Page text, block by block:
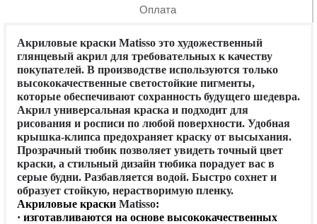
Оплата
Акриловые краски Matisso это художественный
глянцевый акрил для требовательных к качеству
покупателей. В производстве используются только
высококачественные светостойкие пигменты,
которые обеспечивают сохранность будущего шедевра.
Акрил универсальная краска и подходит для
рисования и росписи по любой поверхности. Удобная
крышка-клипса предохраняет краску от высыхания.
Прозрачный тюбик позволяет увидеть точный цвет
краски, а стильный дизайн тюбика порадует вас в
серые будни. Разбавляется водой. Быстро сохнет и
образует стойкую, нерастворимую пленку.
Акриловые краски Matisso:
· изготавливаются на основе высококачественных